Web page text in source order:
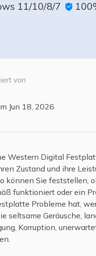
11/10/8/7 
von
Jun 18, 2026
Western Digital
Zustand und ihre
können Sie feststellen,
funktioniert oder ein
Probleme hat,
seltsame Geräusche,
Korruption,